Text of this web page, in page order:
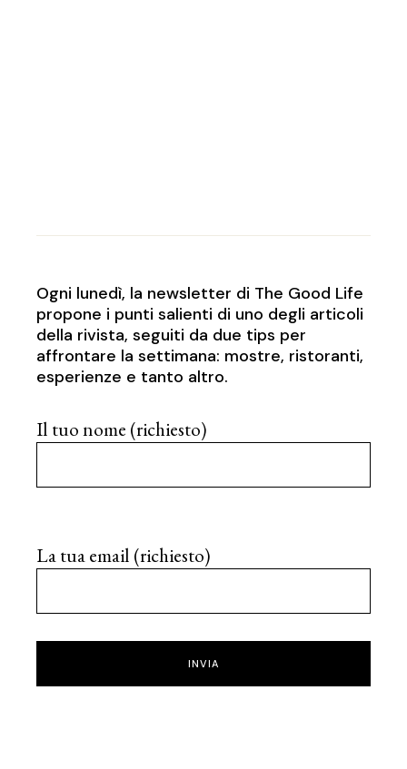
Ogni lunedì, la newsletter di The Good Life
propone i punti salienti di uno degli articoli
della rivista, seguiti da due tips per
affrontare la settimana: mostre, ristoranti,
esperienze e tanto altro.
Il tuo nome (richiesto)
La tua email (richiesto)
INVIA